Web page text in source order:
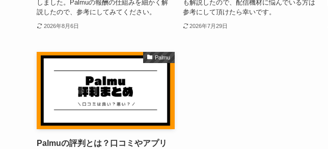
しました。Palmuの報酬の仕組みを細かく解
説したので、参考にしてみてください。
2026年8月6日
も解説したので、配信機材に悩んでいる方は
参考にして頂けたら幸いです。
2026年7月29日
Palmu
Palmuの評判とは？口コミやアプリ